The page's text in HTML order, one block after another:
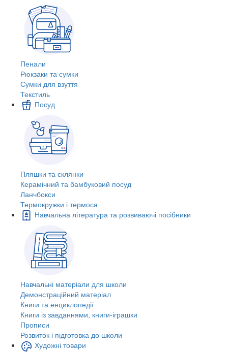
Пенали
Рюкзаки та сумки
Сумки для взуття
Текстиль
Посуд
Пляшки та склянки
Керамічний та бамбуковий посуд
Ланчбокси
Термокружки і термоса
Навчальна література та розвиваючі посібники
Навчальні матеріали для школи
Демонстраційний матеріал
Книги та енциклопедії
Книги із завданнями, книги-іграшки
Прописи
Розвиток і підготовка до школи
Художні товари